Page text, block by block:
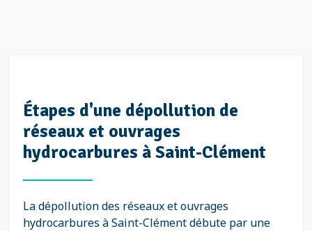
Étapes d'une dépollution de
réseaux et ouvrages
hydrocarbures à Saint-Clément
La dépollution des réseaux et ouvrages
hydrocarbures à Saint-Clément débute par une